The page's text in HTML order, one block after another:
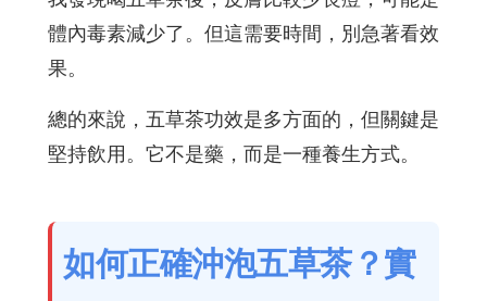
體內毒素減少了。但這需要時間，別急著看效
果。
總的來說，五草茶功效是多方面的，但關鍵是
堅持飲用。它不是藥，而是一種養生方式。
如何正確沖泡五草茶？實